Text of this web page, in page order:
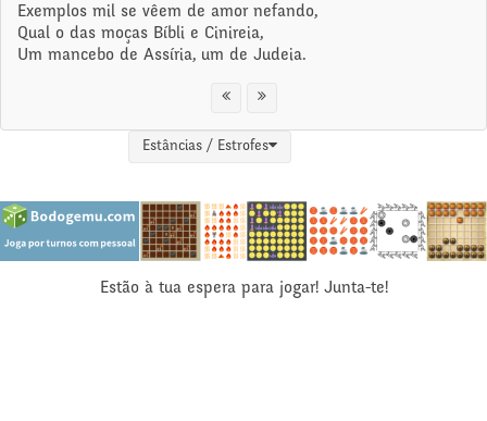
Exemplos mil se vêem de amor nefando,
Qual o das moças Bíbli e Cinireia,
Um mancebo de Assíria, um de Judeia.
Estâncias / Estrofes
Estão à tua espera para jogar! Junta-te!